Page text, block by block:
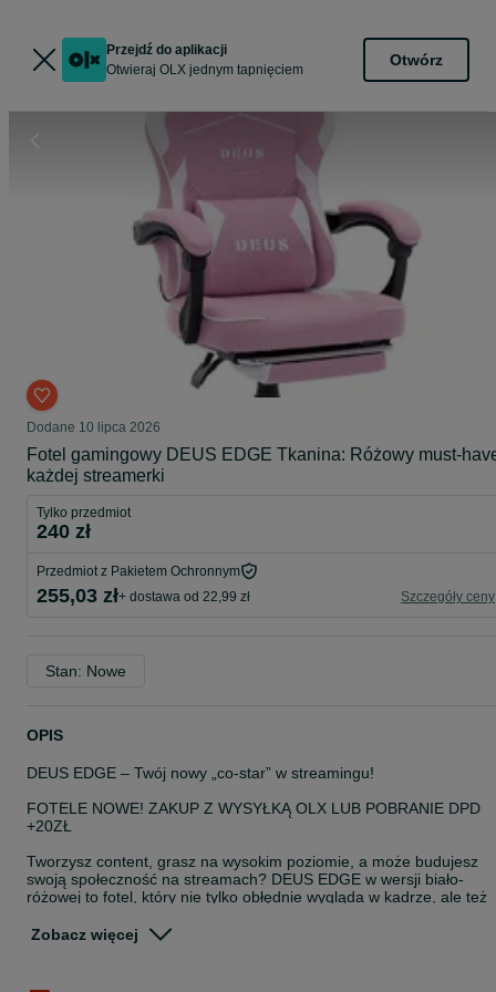
Przejdź do aplikacji
Otwieraj OLX jednym tapnięciem
Otwórz
Dodane 10 lipca 2026
Fotel gamingowy DEUS EDGE Tkanina: Różowy must-
każdej streamerki
Tylko przedmiot
240 zł
Przedmiot z Pakietem Ochronnym
255,03 zł+ dostawa od 22,99 zł Szczegóły ceny
Stan: Nowe
OPIS
DEUS EDGE – Twój nowy „co-star” w streamingu!
FOTELE NOWE! ZAKUP Z WYSYŁKĄ OLX LUB POBRANIE DPD
+20ZŁ
Tworzysz content, grasz na wysokim poziomie, a może budujesz
swoją społeczność na streamach? DEUS EDGE w wersji biało-
różowej to fotel, który nie tylko obłędnie wygląda w kadrze, ale też
po kilku godzinach „live’a” – ten model to miks bezkompromisowej
Zobacz więcej